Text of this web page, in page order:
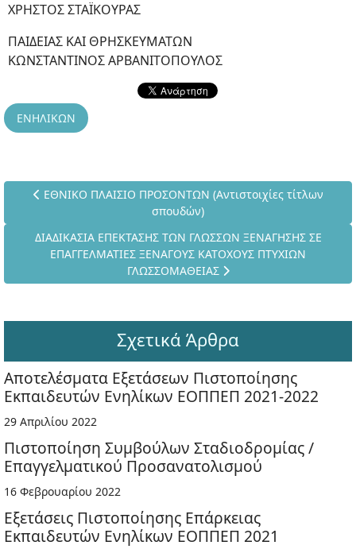
ΧΡΗΣΤΟΣ ΣΤΑΪΚΟΥΡΑΣ
ΠΑΙΔΕΙΑΣ ΚΑΙ ΘΡΗΣΚΕΥΜΑΤΩΝ
ΚΩΝΣΤΑΝΤΙΝΟΣ ΑΡΒΑΝΙΤΟΠΟΥΛΟΣ
ΕΝΗΛΙΚΩΝ
Προηγούμενο άρθρο: ΕΘΝΙΚΟ ΠΛΑΙΣΙΟ ΠΡΟΣΟΝΤΩΝ
ΕΘΝΙΚΟ ΠΛΑΙΣΙΟ ΠΡΟΣΟΝΤΩΝ (Αντιστοιχίες τίτλων
σπουδών)
Επόμενο άρθρο: ΔΙΑΔΙΚΑΣΙΑ ΕΠΕΚΤΑΣΗΣ ΤΩΝ ΓΛΩΣΣΩΝ
ΔΙΑΔΙΚΑΣΙΑ ΕΠΕΚΤΑΣΗΣ ΤΩΝ ΓΛΩΣΣΩΝ ΞΕΝΑΓΗΣΗΣ ΣΕ
ΕΠΑΓΓΕΛΜΑΤΙΕΣ ΞΕΝΑΓΟΥΣ ΚΑΤΟΧΟΥΣ ΠΤΥΧΙΩΝ
ΓΛΩΣΣΟΜΑΘΕΙΑΣ
Σχετικά Άρθρα
Αποτελέσματα Εξετάσεων Πιστοποίησης
Εκπαιδευτών Ενηλίκων ΕΟΠΠΕΠ 2021-2022
29 Απριλίου 2022
Πιστοποίηση Συμβούλων Σταδιοδρομίας /
Επαγγελματικού Προσανατολισμού
16 Φεβρουαρίου 2022
Εξετάσεις Πιστοποίησης Επάρκειας
Εκπαιδευτών Ενηλίκων ΕΟΠΠΕΠ 2021